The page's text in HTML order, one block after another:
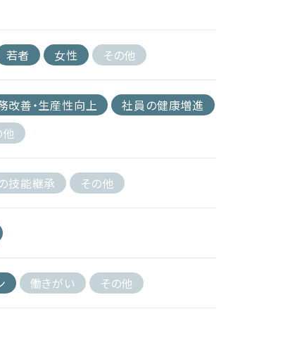
若者 女性 その他
改善・生産性向上
社員の健康増進
他
技能継承 その他
働きがい その他